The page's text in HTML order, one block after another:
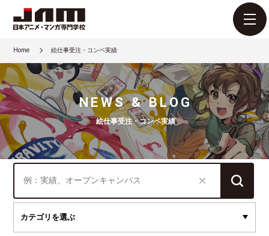
Home 絵仕事受注・コンペ実績
NEWS & BLOG
絵仕事受注・コンペ実績